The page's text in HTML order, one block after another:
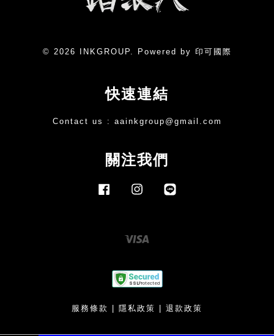
© 2026 INKGROUP. Powered by 印可國際
快速連結
Contact us : aainkgroup@gmail.com
關注我們
FacebookInstagram
服務條款 | 隱私政策 | 退款政策